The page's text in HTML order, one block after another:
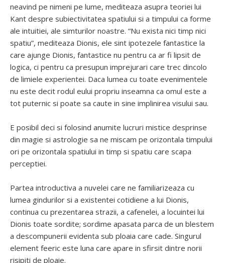
neavind pe nimeni pe lume, mediteaza asupra teoriei lui
Kant despre subiectivitatea spatiului si a timpului ca forme
ale intuitiei, ale simturilor noastre. “Nu exista nici timp nici
spatiu”, mediteaza Dionis, ele sint ipotezele fantastice la
care ajunge Dionis, fantastice nu pentru ca ar fi lipsit de
logica, ci pentru ca presupun imprejurari care trec dincolo
de limiele experientei. Daca lumea cu toate evenimentele
nu este decit rodul eului propriu inseamna ca omul este a
tot puternic si poate sa caute in sine implinirea visului sau.
E posibil deci si folosind anumite lucruri mistice desprinse
din magie si astrologie sa ne miscam pe orizontala timpului
ori pe orizontala spatiului in timp si spatiu care scapa
perceptiei.
Partea introductiva a nuvelei care ne familiarizeaza cu
lumea gindurilor si a existentei cotidiene a lui Dionis,
continua cu prezentarea strazii, a cafenelei, a locuintei lui
Dionis toate sordite; sordime apasata parca de un blestem
a descompunerii evidenta sub ploaia care cade. Singurul
element feeric este luna care apare in sfirsit dintre norii
risipiti de ploaie.